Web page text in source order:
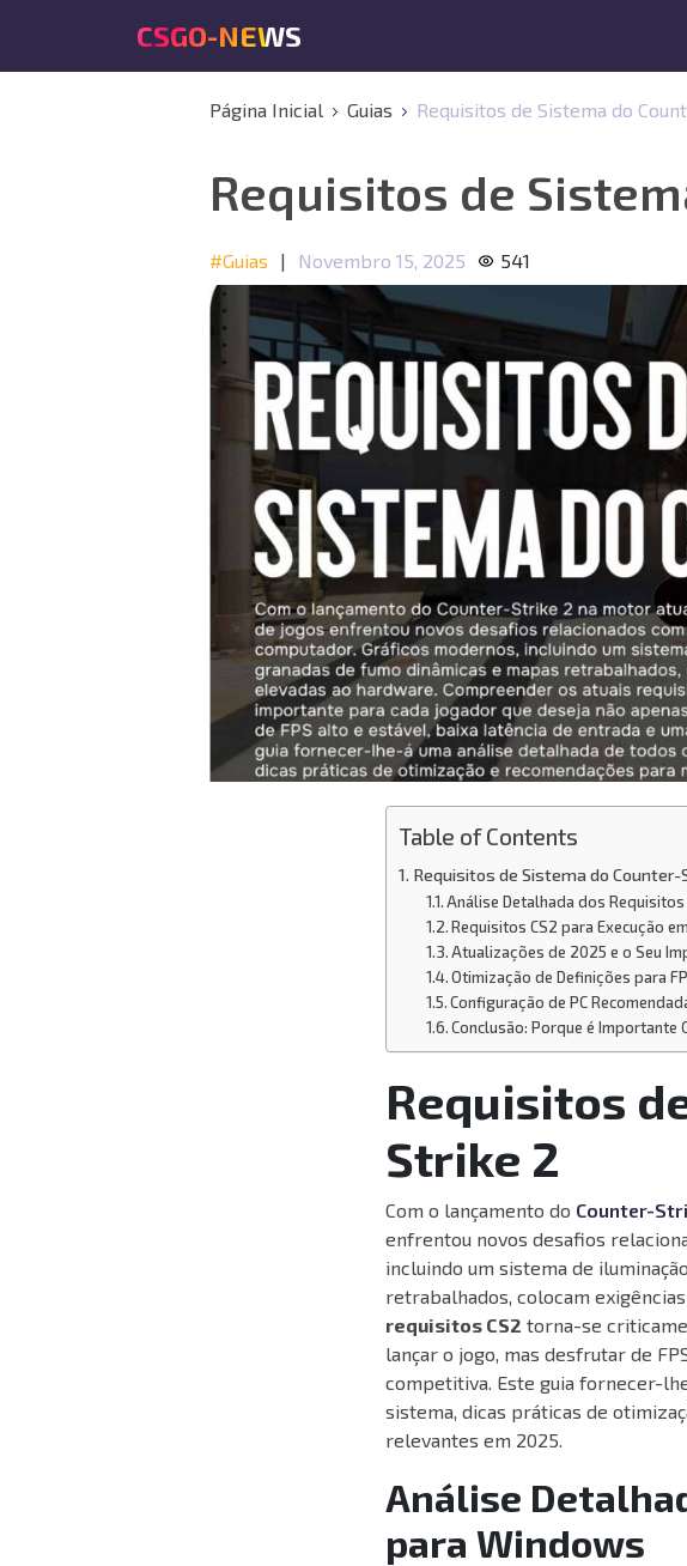
CSGO-NEWS
Página Inicial Guias Requisitos de Sistema do
Requisitos de
#Guias | Novembro 15, 2025 541
Table of Contents
Requisitos de Sistema do Counter-
Análise Detalhada dos
Requisitos CS2 para Execução
Atualizações de 2025 e o Seu
Otimização de Definições para
Configuração de PC
Conclusão: Porque é Importante
Requisitos
Strike 2
Com o lançamento do Counter-
enfrentou novos desafios
incluindo um sistema de
retrabalhados, colocam
requisitos CS2 torna-se
lançar o jogo, mas desfrutar de
competitiva. Este guia fornecer-
sistema, dicas práticas de
relevantes em 2025.
Análise
para Windows